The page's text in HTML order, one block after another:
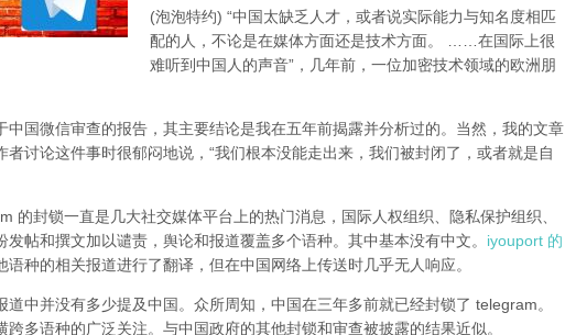
(泡泡特约) “中国太缺乏人才，或者说实际能力与知名度相匹
配的人，不论是在媒体方面还是技术方面。 ……在国际上很
难听到中国人的声音”，几年前，一位加密技术领域的欧洲朋
中国微信审查的报告，其主要结论是我在五年前揭露并分析过的。当然，我的文章
者讨论这件事时很郁闷地说，“我们根本没能走出来，我们被封闭了，或者就是自
的封锁一直是几大社交媒体平台上的热门消息，国际人权组织、隐私保护组织、
帖和撰文加以谴责，舆论和报道覆盖多个语种。其中基本没有中文。 iyouport 的
种的相关报道进行了翻译，但在中国网络上传送时几乎无人响应。
中并没有多少提及中国。众所周知，中国在三年多前就已经封锁了 telegram。
多语种的广泛关注。与中国政府的其他封锁和审查被披露的结果近似。